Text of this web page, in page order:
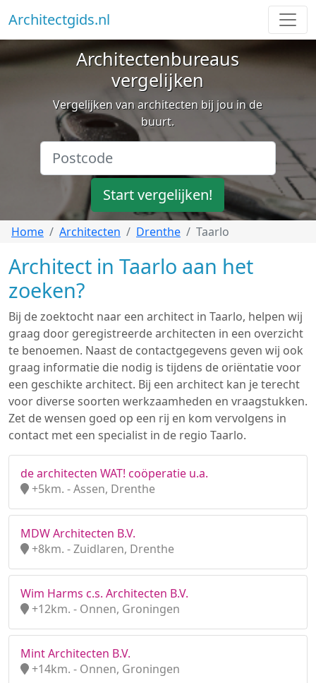
Architectgids.nl
Architectenbureaus
vergelijken
Vergelijken van architecten bij jou in de
buurt.
Start vergelijken!
Home Architecten Drenthe Taarlo
Architect in Taarlo aan het
zoeken?
Bij de zoektocht naar een architect in Taarlo, helpen wij
graag door geregistreerde architecten in een overzicht
te benoemen. Naast de contactgegevens geven wij ook
graag informatie die nodig is tijdens de oriëntatie voor
een geschikte architect. Bij een architect kan je terecht
voor diverse soorten werkzaamheden en vraagstukken.
Zet de wensen goed op een rij en kom vervolgens in
contact met een specialist in de regio Taarlo.
de architecten WAT! coöperatie u.a.
+5km. - Assen, Drenthe
MDW Architecten B.V.
+8km. - Zuidlaren, Drenthe
Wim Harms c.s. Architecten B.V.
+12km. - Onnen, Groningen
Mint Architecten B.V.
+14km. - Onnen, Groningen